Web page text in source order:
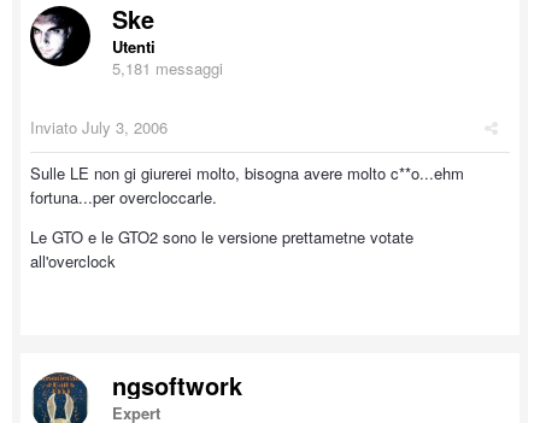
Ske
Utenti
5,181 messaggi
Inviato July 3, 2006
Sulle LE non gi giurerei molto, bisogna avere molto c**o...ehm
fortuna...per overcloccarle.
Le GTO e le GTO2 sono le versione prettametne votate
all'overclock
ngsoftwork
Expert